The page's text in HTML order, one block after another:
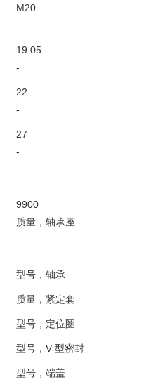
M20
19.05
-
22
-
27
-
9900
质量，轴承座
型号，轴承
质量，紧定套
型号，定位圈
型号，V 型密封
型号，端盖